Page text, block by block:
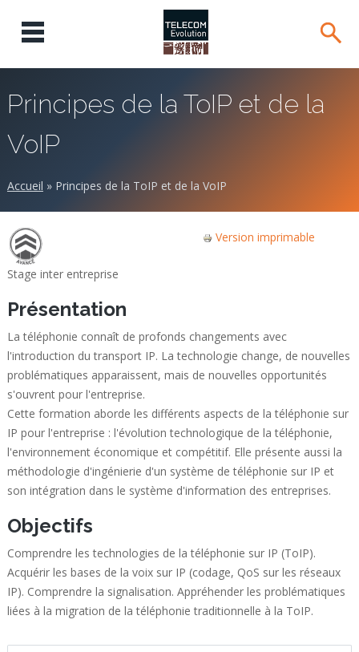
Principes de la ToIP et de la
VoIP
Accueil » Principes de la ToIP et de la VoIP
Version imprimable
Stage inter entreprise
Présentation
La téléphonie connaît de profonds changements avec
l'introduction du transport IP. La technologie change, de nouvelles
problématiques apparaissent, mais de nouvelles opportunités
s'ouvrent pour l'entreprise.
Cette formation aborde les différents aspects de la téléphonie sur
IP pour l'entreprise : l'évolution technologique de la téléphonie,
l'environnement économique et compétitif. Elle présente aussi la
méthodologie d'ingénierie d'un système de téléphonie sur IP et
son intégration dans le système d'information des entreprises.
Objectifs
Comprendre les technologies de la téléphonie sur IP (ToIP).
Acquérir les bases de la voix sur IP (codage, QoS sur les réseaux
IP). Comprendre la signalisation. Appréhender les problématiques
liées à la migration de la téléphonie traditionnelle à la ToIP.